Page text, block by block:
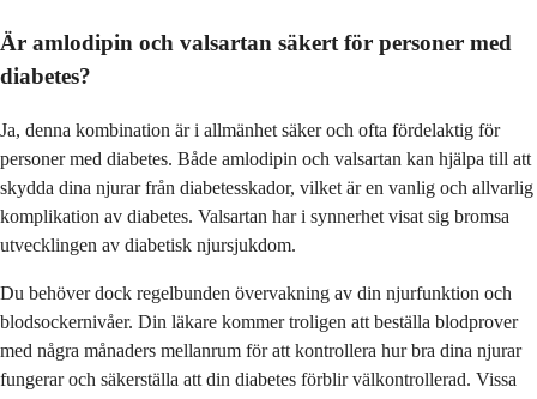
Är amlodipin och valsartan säkert för personer med
diabetes?
Ja, denna kombination är i allmänhet säker och ofta fördelaktig för
personer med diabetes. Både amlodipin och valsartan kan hjälpa till att
skydda dina njurar från diabetesskador, vilket är en vanlig och allvarlig
komplikation av diabetes. Valsartan har i synnerhet visat sig bromsa
utvecklingen av diabetisk njursjukdom.
Du behöver dock regelbunden övervakning av din njurfunktion och
blodsockernivåer. Din läkare kommer troligen att beställa blodprover
med några månaders mellanrum för att kontrollera hur bra dina njurar
fungerar och säkerställa att din diabetes förblir välkontrollerad. Vissa